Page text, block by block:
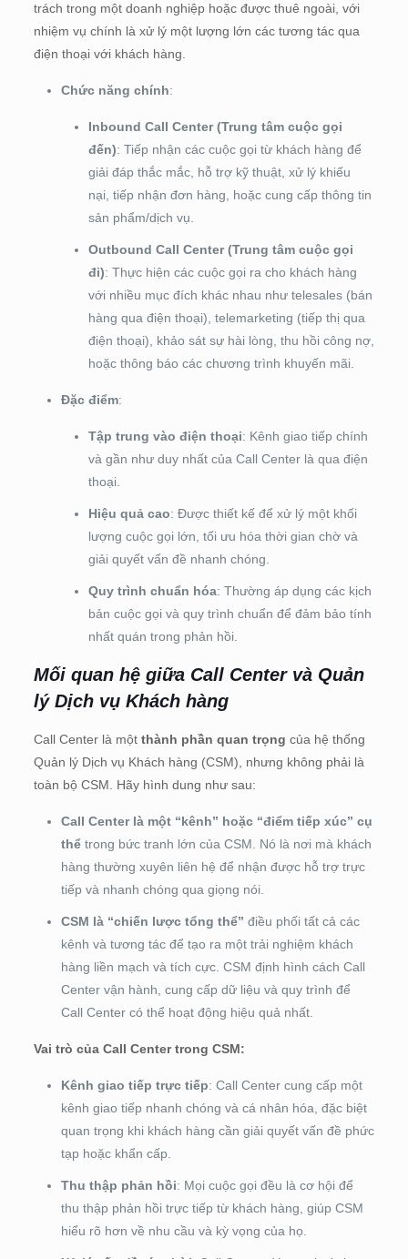
trách trong một doanh nghiệp hoặc được thuê ngoài, với
nhiệm vụ chính là xử lý một lượng lớn các tương tác qua
điện thoại với khách hàng.
Chức năng chính:
Inbound Call Center (Trung tâm cuộc gọi
đến): Tiếp nhận các cuộc gọi từ khách hàng để
giải đáp thắc mắc, hỗ trợ kỹ thuật, xử lý khiếu
nại, tiếp nhận đơn hàng, hoặc cung cấp thông tin
sản phẩm/dịch vụ.
Outbound Call Center (Trung tâm cuộc gọi
đi): Thực hiện các cuộc gọi ra cho khách hàng
với nhiều mục đích khác nhau như telesales (bán
hàng qua điện thoại), telemarketing (tiếp thị qua
điện thoại), khảo sát sự hài lòng, thu hồi công nợ,
hoặc thông báo các chương trình khuyến mãi.
Đặc điểm:
Tập trung vào điện thoại: Kênh giao tiếp chính
và gần như duy nhất của Call Center là qua điện
thoại.
Hiệu quả cao: Được thiết kế để xử lý một khối
lượng cuộc gọi lớn, tối ưu hóa thời gian chờ và
giải quyết vấn đề nhanh chóng.
Quy trình chuẩn hóa: Thường áp dụng các kịch
bản cuộc gọi và quy trình chuẩn để đảm bảo tính
nhất quán trong phản hồi.
Mối quan hệ giữa Call Center và Quản
lý Dịch vụ Khách hàng
Call Center là một thành phần quan trọng của hệ thống
Quản lý Dịch vụ Khách hàng (CSM), nhưng không phải là
toàn bộ CSM. Hãy hình dung như sau:
Call Center là một “kênh” hoặc “điểm tiếp xúc” cụ
thểtrong bức tranh lớn của CSM. Nó là nơi mà khách
hàng thường xuyên liên hệ để nhận được hỗ trợ trực
tiếp và nhanh chóng qua giọng nói.
CSM là “chiến lược tổng thể” điều phối tất cả các
kênh và tương tác để tạo ra một trải nghiệm khách
hàng liền mạch và tích cực. CSM định hình cách Call
Center vận hành, cung cấp dữ liệu và quy trình để
Call Center có thể hoạt động hiệu quả nhất.
Vai trò của Call Center trong CSM:
Kênh giao tiếp trực tiếp: Call Center cung cấp một
kênh giao tiếp nhanh chóng và cá nhân hóa, đặc biệt
quan trọng khi khách hàng cần giải quyết vấn đề phức
tạp hoặc khẩn cấp.
Thu thập phản hồi: Mọi cuộc gọi đều là cơ hội để
thu thập phản hồi trực tiếp từ khách hàng, giúp CSM
hiểu rõ hơn về nhu cầu và kỳ vọng của họ.